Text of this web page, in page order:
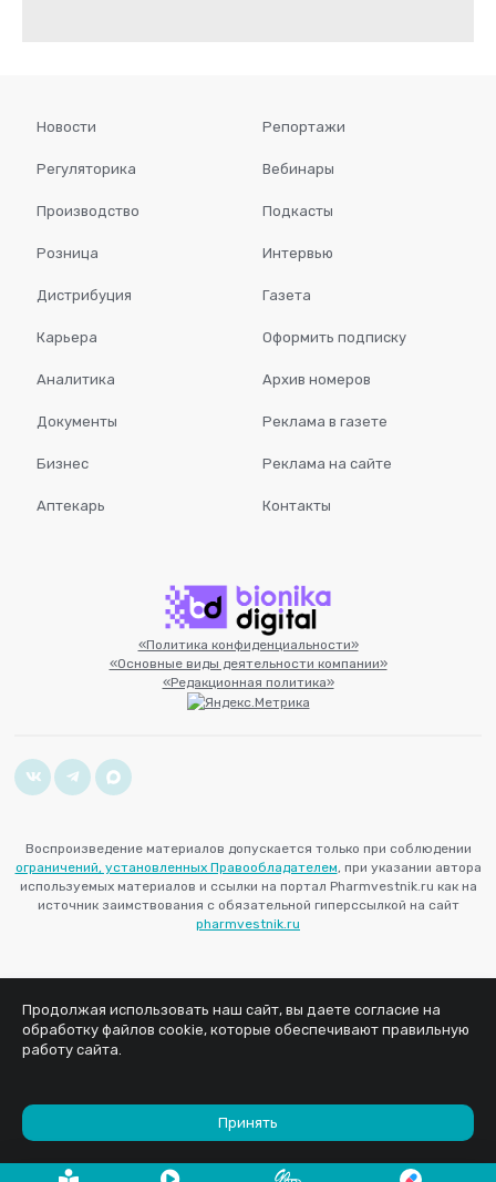
«Политика конфиденциальности»
«Основные виды деятельности компании»
«Редакционная политика»
Новости
Регуляторика
Производство
Розница
Дистрибуция
Карьера
Аналитика
Документы
Бизнес
Аптекарь
Репортажи
Вебинары
Подкасты
Интервью
Газета
Оформить подписку
Архив номеров
Реклама в газете
Реклама на сайте
Контакты
Воспроизведение материалов допускается только при соблюдении
ограничений, установленных Правообладателем , при указании автора
используемых материалов и ссылки на портал Pharmvestnik.ru как на
источник заимствования с обязательной гиперссылкой на сайт
pharmvestnik.ru
Продолжая использовать наш сайт, вы даете согласие на
обработку файлов cookie, которые обеспечивают правильную
работу сайта.
Принять